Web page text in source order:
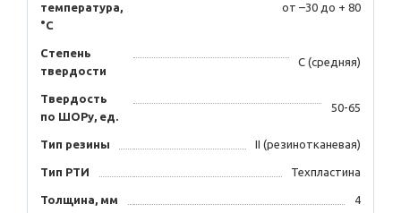
температура,
°C
от –30 до + 80
Степень
твердости
С (средняя)
Твердость
по ШОРу, ед.
50-65
Тип резины II (резинотканевая)
Тип РТИ Техпластина
Толщина, мм 4